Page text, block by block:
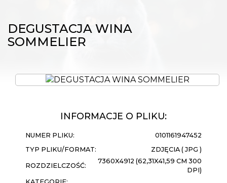
DEGUSTACJA WINA
SOMMELIER
INFORMACJE O PLIKU:
NUMER PLIKU:
0101161947452
TYP PLIKU/FORMAT:
ZDJĘCIA ( JPG )
ROZDZIELCZOŚĆ:
7360X4912 (62,31X41,59 CM 300
DPI)